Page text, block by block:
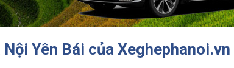
Yên Bái của Xeghephanoi.vn